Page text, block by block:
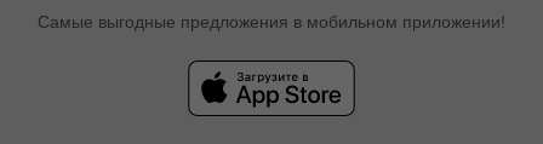
Самые выгодные предложения в мобильном приложении!